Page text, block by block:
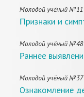
Молодой учёный
Признаки и
Молодой учёный №48
Раннее
Молодой учёный №37
Ознакомление